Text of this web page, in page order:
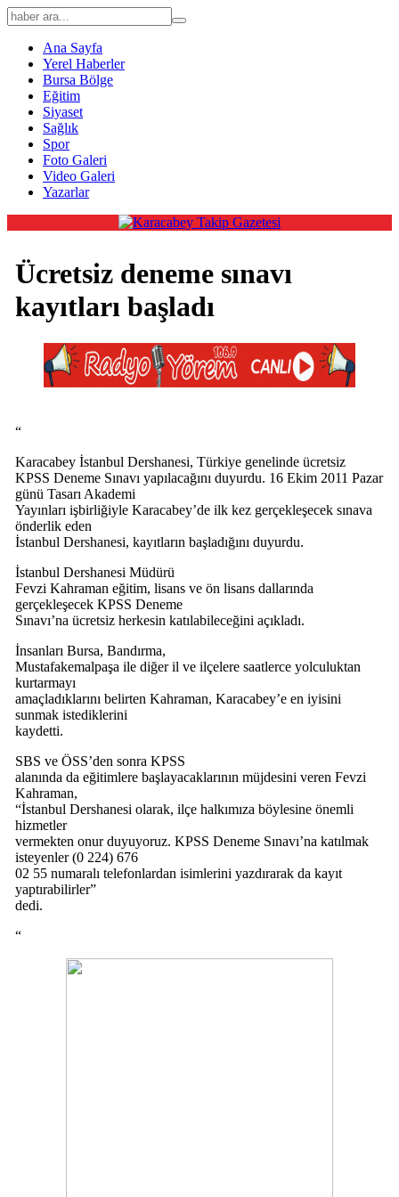
Ana Sayfa
Yerel Haberler
Bursa Bölge
Eğitim
Siyaset
Sağlık
Spor
Foto Galeri
Video Galeri
Yazarlar
Ücretsiz deneme sınavı
kayıtları başladı
“
Karacabey İstanbul Dershanesi, Türkiye genelinde ücretsiz
KPSS Deneme Sınavı yapılacağını duyurdu. 16 Ekim 2011 Pazar
günü Tasarı Akademi
Yayınları işbirliğiyle Karacabey’de ilk kez gerçekleşecek sınava
önderlik eden
İstanbul Dershanesi, kayıtların başladığını duyurdu.
İstanbul Dershanesi Müdürü
Fevzi Kahraman eğitim, lisans ve ön lisans dallarında
gerçekleşecek KPSS Deneme
Sınavı’na ücretsiz herkesin katılabileceğini açıkladı.
İnsanları Bursa, Bandırma,
Mustafakemalpaşa ile diğer il ve ilçelere saatlerce yolculuktan
kurtarmayı
amaçladıklarını belirten Kahraman, Karacabey’e en iyisini
sunmak istediklerini
kaydetti.
SBS ve ÖSS’den sonra KPSS
alanında da eğitimlere başlayacaklarının müjdesini veren Fevzi
Kahraman,
“İstanbul Dershanesi olarak, ilçe halkımıza böylesine önemli
hizmetler
vermekten onur duyuyoruz. KPSS Deneme Sınavı’na katılmak
isteyenler (0 224) 676
02 55 numaralı telefonlardan isimlerini yazdırarak da kayıt
yaptırabilirler”
dedi.
“